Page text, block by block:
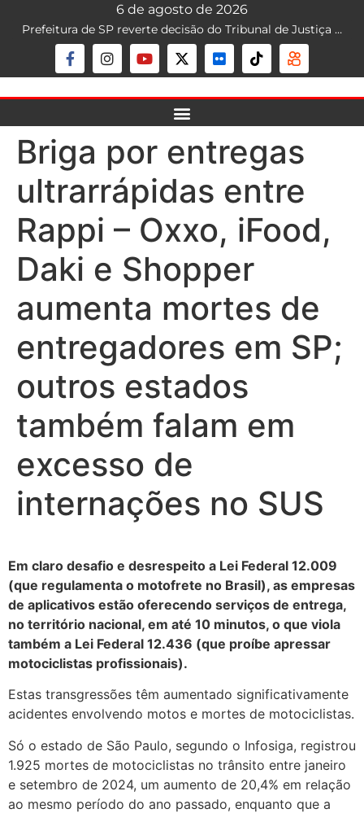
6 de agosto de 2026
Prefeitura de SP reverte decisão do Tribunal de Justiça que liberava mototáxi na capital; serviço segue proibido
Briga por entregas
ultrarrápidas entre
Rappi – Oxxo, iFood,
Daki e Shopper
aumenta mortes de
entregadores em SP;
outros estados
também falam em
excesso de
internações no SUS
Em claro desafio e desrespeito a Lei Federal 12.009
(que regulamenta o motofrete no Brasil), as empresas
de aplicativos estão oferecendo serviços de entrega,
no território nacional, em até 10 minutos, o que viola
também a Lei Federal 12.436 (que proíbe apressar
motociclistas profissionais).
Estas transgressões têm aumentado significativamente
acidentes envolvendo motos e mortes de motociclistas.
Só o estado de São Paulo, segundo o Infosiga, registrou
1.925 mortes de motociclistas no trânsito entre janeiro
e setembro de 2024, um aumento de 20,4% em relação
ao mesmo período do ano passado, enquanto que a